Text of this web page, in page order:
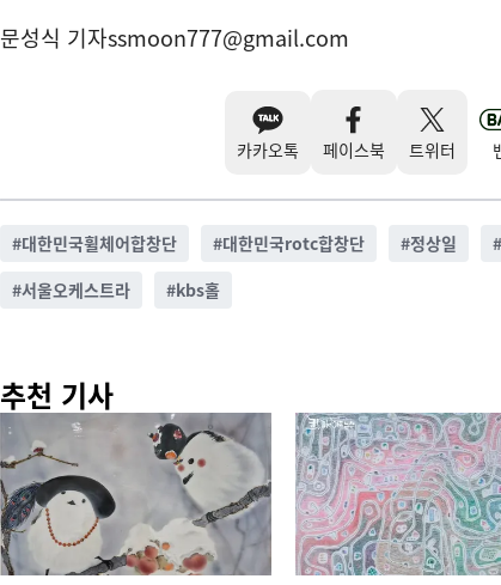
문성식 기자ssmoon777@gmail.com
카카오톡 페이스북 트위터
#대한민국휠체어합창단 #대한민국rotc합창단 #정상일 #
#서울오케스트라 #kbs홀
추천 기사